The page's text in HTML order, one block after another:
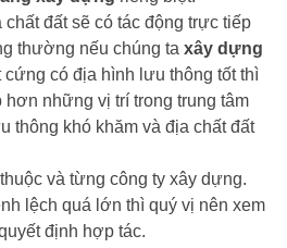
chất đất sẽ có tác động trực tiếp
thường nếu chúng ta xây dựng
có địa hình lưu thông tốt thì
hơn những vị trí trong trung tâm
thông khó khăm và địa chất đất
và từng công ty xây dựng.
lệch quá lớn thì quý vị nên xem
định hợp tác.